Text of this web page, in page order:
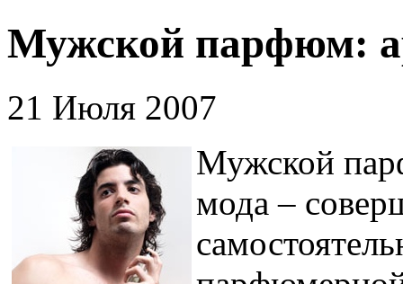
Мужской парфюм:
21 Июля 2007
Мужской
мода –